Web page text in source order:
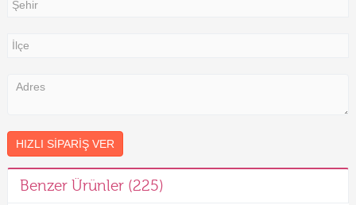
HIZLI SIPARIŞ VER
Benzer Ürünler (225)